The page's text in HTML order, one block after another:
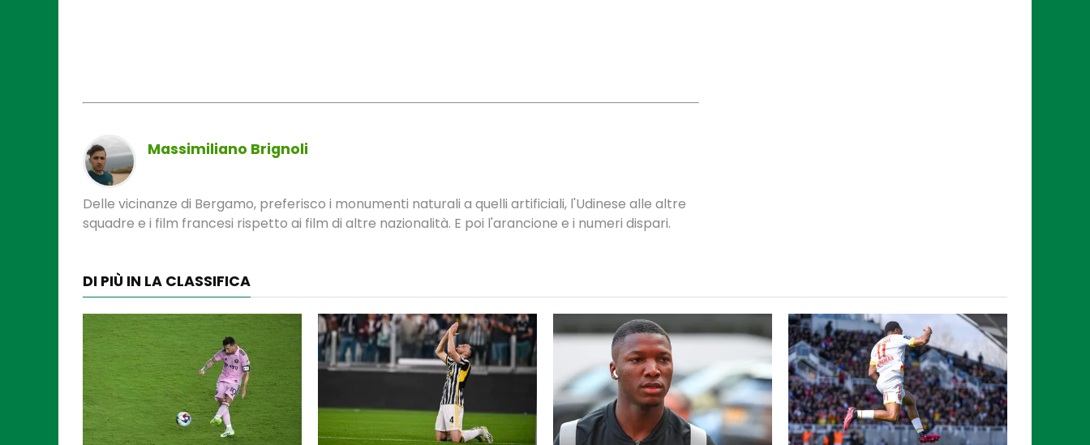
Massimiliano Brignoli
Delle vicinanze di Bergamo, preferisco i monumenti naturali a quelli artificiali, l'Udinese alle altre
squadre e i film francesi rispetto ai film di altre nazionalità. E poi l'arancione e i numeri dispari.
DI PIÙ IN LA CLASSIFICA